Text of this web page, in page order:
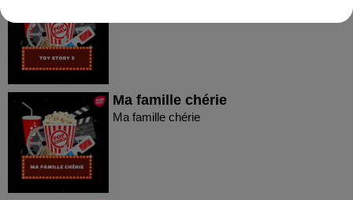
Ma famille chérie
Ma famille chérie